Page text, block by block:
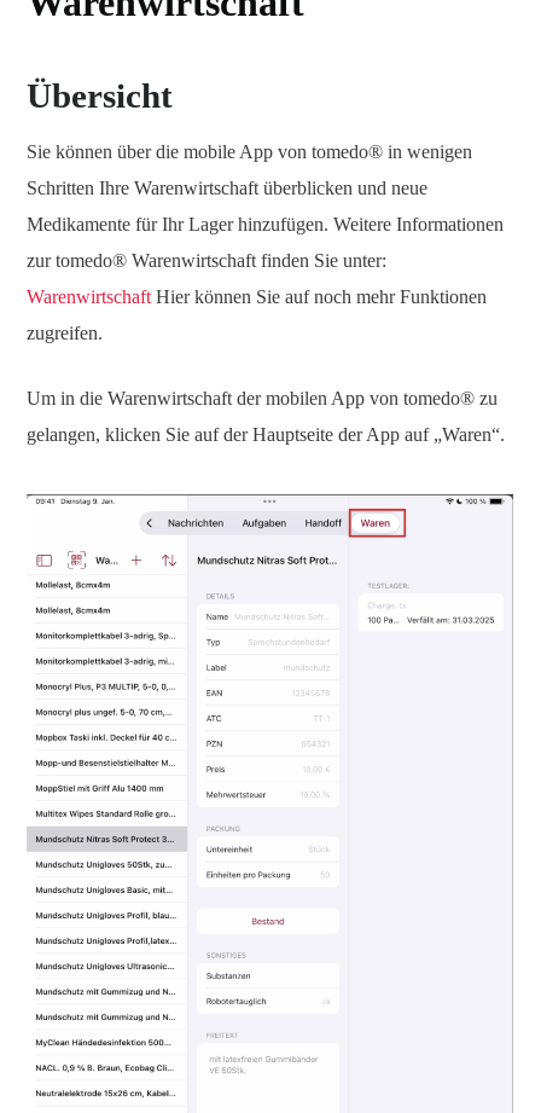
Übersicht
Sie können über die mobile App von tomedo® in wenigen
Schritten Ihre Warenwirtschaft überblicken und neue
Medikamente für Ihr Lager hinzufügen. Weitere Informationen
zur tomedo® Warenwirtschaft finden Sie unter:
Warenwirtschaft Hier können Sie auf noch mehr Funktionen
zugreifen.
Um in die Warenwirtschaft der mobilen App von tomedo® zu
gelangen, klicken Sie auf der Hauptseite der App auf „Waren“.